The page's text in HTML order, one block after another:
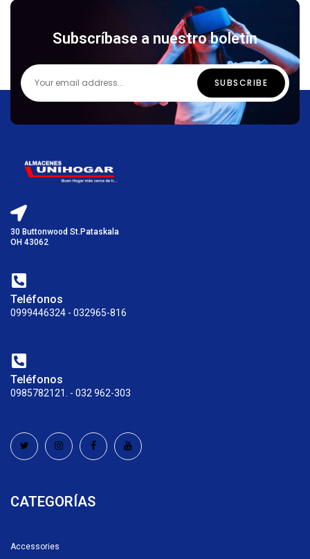
Subscríbase a nuestro boletín
30 Buttonwood St.Pataskala
OH 43062
Teléfonos
0999446324 - 032965-816
Teléfonos
0985782121. - 032 962-303
CATEGORÍAS
Accessories